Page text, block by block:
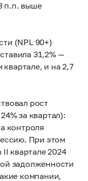
п.п. выше
(NPL 90+)
31,2% —
и на 2,7
рост
за квартал):
контроля
При этом
квартале 2024
задолженности
компании,